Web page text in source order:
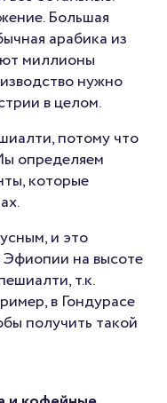
Большая
арабика из
миллионы
нужно
в целом.
потому что
определяем
которые
и это
на высоте
т.к.
в Гондурасе
получить такой